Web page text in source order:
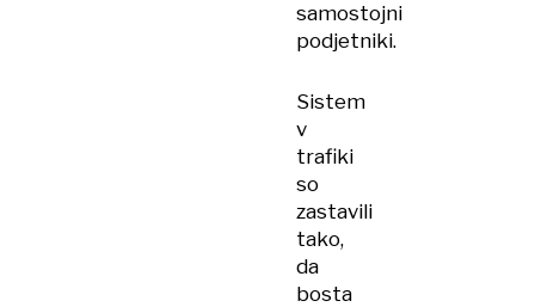
samostojni
podjetniki.
Sistem
v
trafiki
so
zastavili
tako,
da
bosta